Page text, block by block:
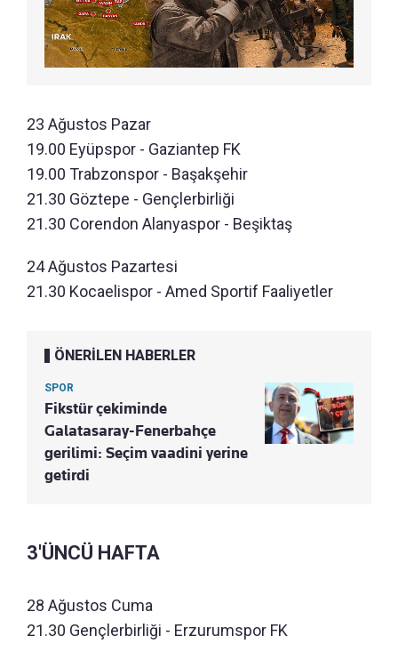
23 Ağustos Pazar
19.00 Eyüpspor - Gaziantep FK
19.00 Trabzonspor - Başakşehir
21.30 Göztepe - Gençlerbirliği
21.30 Corendon Alanyaspor - Beşiktaş
24 Ağustos Pazartesi
21.30 Kocaelispor - Amed Sportif Faaliyetler
ÖNERİLEN HABERLER
SPOR
Fikstür çekiminde
Galatasaray-Fenerbahçe
gerilimi: Seçim vaadini yerine
getirdi
3'ÜNCÜ HAFTA
28 Ağustos Cuma
21.30 Gençlerbirliği - Erzurumspor FK